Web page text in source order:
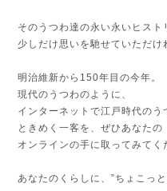
そのうつわ達の永い永いヒスト
少しだけ思いを馳せていただけ
明治維新から150年目の今年。
現代のうつわのように、
インターネットで江戸時代のう
ときめく一客を、ぜひあなたの
オンラインの手に取ってみてく
あなたのくらしに、”ちょこっと